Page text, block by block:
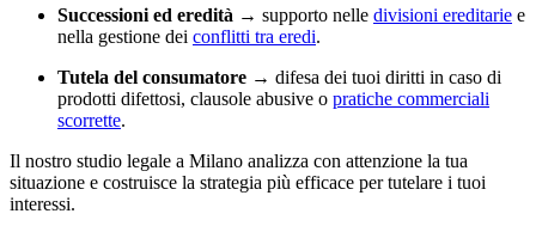
Successioni ed eredità → supporto nelle divisioni ereditarie e
nella gestione dei conflitti tra eredi.
Tutela del consumatore → difesa dei tuoi diritti in caso di
prodotti difettosi, clausole abusive o pratiche commerciali
scorrette.
Il nostro studio legale a Milano analizza con attenzione la tua
situazione e costruisce la strategia più efficace per tutelare i tuoi
interessi.